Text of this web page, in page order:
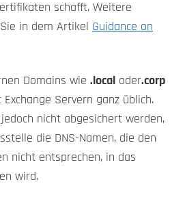
schafft. Weitere
in dem Artikel Guidance on
Domains wie .local oder.corp
Servern ganz üblich.
nicht abgesichert werden,
die DNS-Namen, die den
nicht entsprechen, in das
wird.